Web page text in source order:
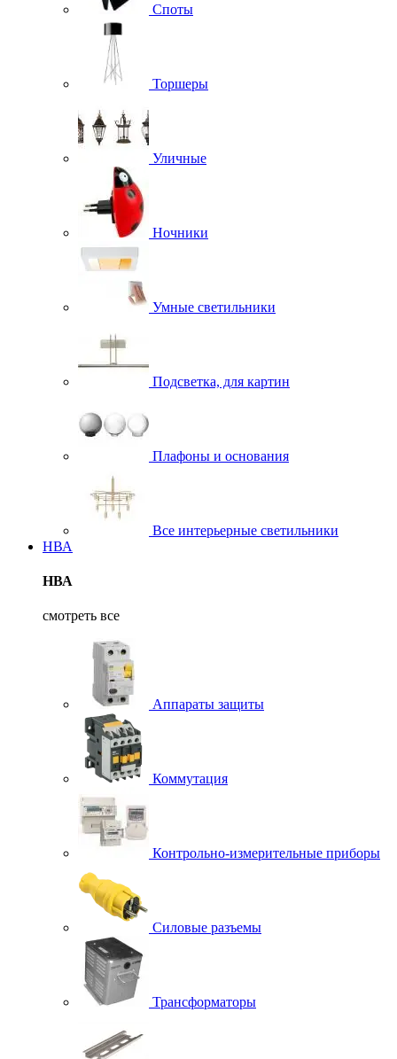
Споты
Торшеры
Уличные
Ночники
Умные светильники
Подсветка, для картин
Плафоны и основания
Все интерьерные светильники
НВА
НВА
смотреть все
Аппараты защиты
Коммутация
Контрольно-измерительные приборы
Силовые разъемы
Трансформаторы